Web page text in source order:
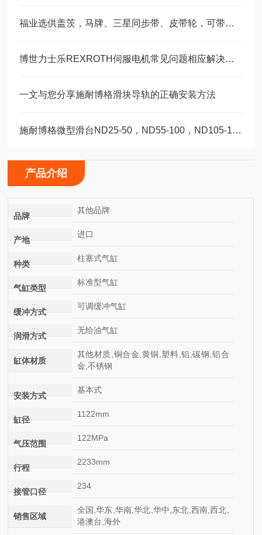
福业选供盖茨，马牌、三星同步带、皮带轮，可带图纸加工定制。
博世力士乐REXROTH伺服电机常见问题相应解决方法分享
一文与您分享施耐博格滑块导轨的正确安装方法
施耐博格微型滑台ND25-50，ND55-100，ND105-155精密设备轴承
产品介绍
品牌
其他品牌
产地
进口
种类
柱塞式气缸
气缸类型
标准型气缸
缓冲方式
可调缓冲气缸
润滑方式
无给油气缸
缸体材质
其他材质,铜合金,黄铜,塑料,铝,碳钢,铝合
金,不锈钢
安装方式
基本式
缸径
1122mm
气压范围
122MPa
行程
2233mm
接管口径
234
销售区域
全国,华东,华南,华北,华中,东北,西南,西北,
港澳台,海外